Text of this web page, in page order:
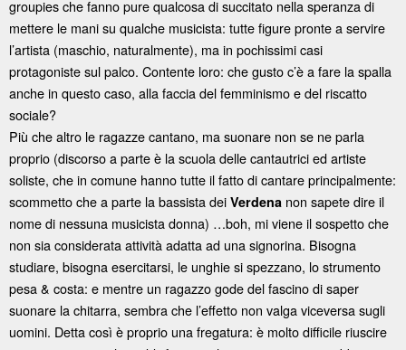
groupies che fanno pure qualcosa di succitato nella speranza di
mettere le mani su qualche musicista: tutte figure pronte a servire
l’artista (maschio, naturalmente), ma in pochissimi casi
protagoniste sul palco. Contente loro: che gusto c’è a fare la spalla
anche in questo caso, alla faccia del femminismo e del riscatto
sociale?
Più che altro le ragazze cantano, ma suonare non se ne parla
proprio (discorso a parte è la scuola delle cantautrici ed artiste
soliste, che in comune hanno tutte il fatto di cantare principalmente:
scommetto che a parte la bassista dei Verdena non sapete dire il
nome di nessuna musicista donna) …boh, mi viene il sospetto che
non sia considerata attività adatta ad una signorina. Bisogna
studiare, bisogna esercitarsi, le unghie si spezzano, lo strumento
pesa & costa: e mentre un ragazzo gode del fascino di saper
suonare la chitarra, sembra che l’effetto non valga viceversa sugli
uomini. Detta così è proprio una fregatura: è molto difficile riuscire